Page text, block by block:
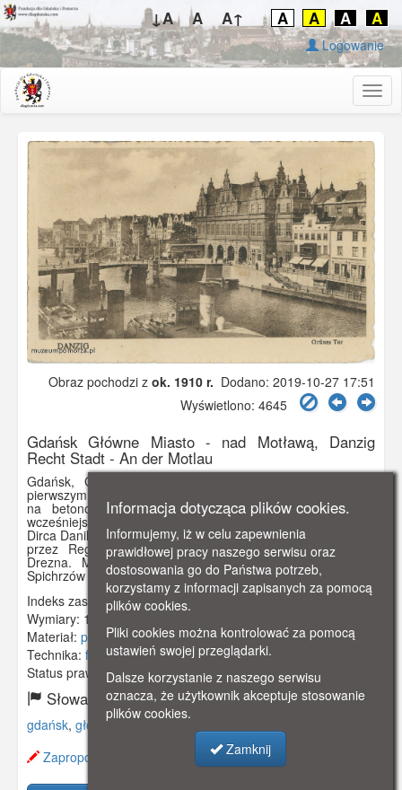
↓A A A↑ A A A A
Logowanie
Obraz pochodzi z ok. 1910 r. Dodano: 2019-10-27 17:51
Wyświetlono: 4645
Gdańsk Główne Miasto - nad Motławą, Danzig
Recht Stadt - An der Motlau
Gdańsk, Główne Miasto. Widok na Starą Motławę. Na
pierwszym planie Most Zielony pochodzący z 1883 r. stalowy,
na betonowych podporach, umieszczony tu w miejscu
wcześniejszego drewnianego, wybudowanego wg. projektu
Dirca Danilsa w 2 poł. XVI w. oraz Brama Zielona zbudowana
przez Regniera z Amsterdamu oraz Hansa Kramera z
Drezna. Most Zielony łączy Długie Pobrzeże z Wyspą
Spichrzów (pod nim przepływa Stara Motława).
Indeks zasobu:GSP00048
Wymiary: 138 x 86 mm
Materiał: pocztówka
Technika: fotografia czarno-biała
Status prawny:Użycie Niekomercyjne
Słowa kluczowe:
gdańsk, główne miasto
Zaproponuj zmianę opisu.
Informacja dotycząca plików cookies.
Informujemy, iż w celu zapewnienia
prawidłowej pracy naszego serwisu oraz
dostosowania go do Państwa potrzeb,
korzystamy z informacji zapisanych za pomocą
plików cookies.
Pliki cookies można kontrolować za pomocą
ustawień swojej przeglądarki.
Dalsze korzystanie z naszego serwisu
oznacza, że użytkownik akceptuje stosowanie
plików cookies.
Zamknij